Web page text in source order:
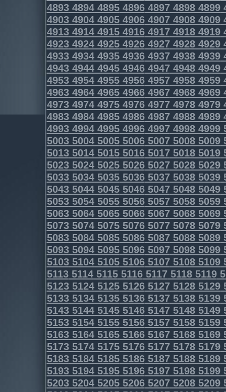
4893489448954896489748984899
4903490449054906490749084909
4913491449154916491749184919
4923492449254926492749284929
4933493449354936493749384939
4943494449454946494749484949
4953495449554956495749584959
4963496449654966496749684969
4973497449754976497749784979
4983498449854986498749884989
4993499449954996499749984999
5003500450055006500750085009
5013501450155016501750185019
5023502450255026502750285029
5033503450355036503750385039
5043504450455046504750485049
5053505450555056505750585059
5063506450655066506750685069
5073507450755076507750785079
5083508450855086508750885089
5093509450955096509750985099
5103510451055106510751085109
5113511451155116511751185119
5123512451255126512751285129
5133513451355136513751385139
5143514451455146514751485149
5153515451555156515751585159
5163516451655166516751685169
5173517451755176517751785179
5183518451855186518751885189
5193519451955196519751985199
5203520452055206520752085209